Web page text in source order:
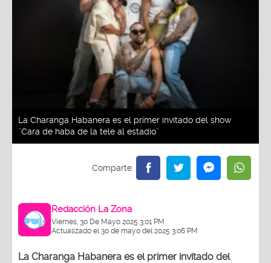
La Charanga Habanera es el primer invitado del show
¨Cara de haba de la tele al estadio¨
Redacción La Zona
Viernes, 30 De Mayo 2025 3:01 PM
Actualizado el 30 de mayo del 2025 3:06 PM
La Charanga Habanera es el primer invitado del